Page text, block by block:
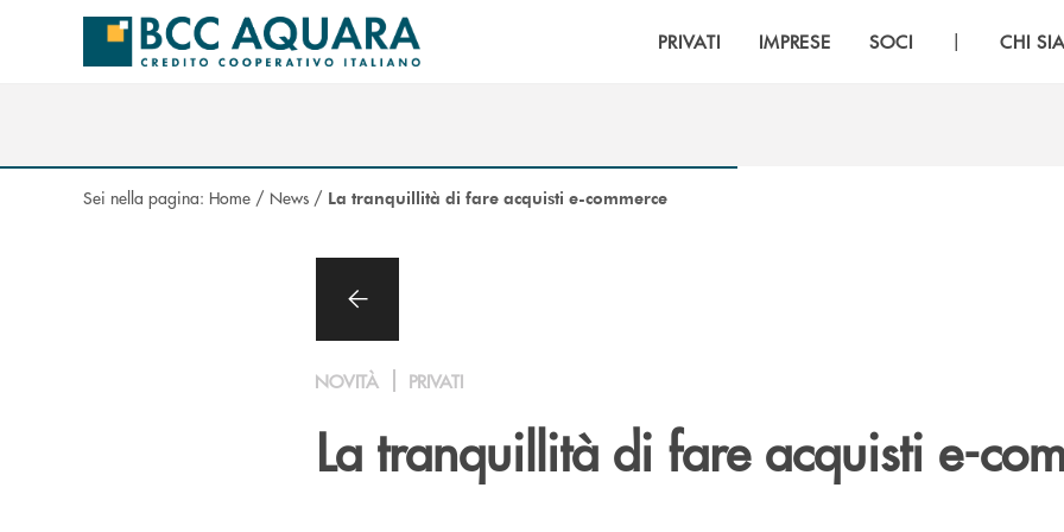
Salta al contenuto principale
PRIVATI IMPRESE SOCI | CHI
Sei nella pagina: Home / News / La tranquillità di fare acquisti e-commerce
NOVITÀ PRIVATI
La tranquillità di fare acquisti e-